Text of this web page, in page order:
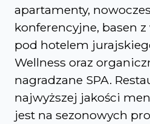
apartamenty,
konferencyjne, basen
pod hotelem
Wellness oraz
nagradzane SPA.
najwyższej jakości
jest na sezonowych